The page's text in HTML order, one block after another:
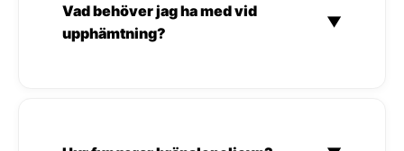
Vad behöver jag ha med vid
upphämtning?
▼